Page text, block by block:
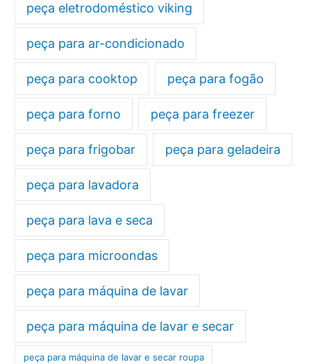
peça eletrodoméstico viking
peça para ar-condicionado
peça para cooktop peça para fogão
peça para forno peça para freezer
peça para frigobar peça para geladeira
peça para lavadora
peça para lava e seca
peça para microondas
peça para máquina de lavar
peça para máquina de lavar e secar
peça para máquina de lavar e secar roupa